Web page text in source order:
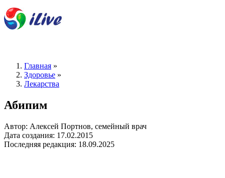
Главная »
Здоровье »
Лекарства
Абипим
Автор: Алексей Портнов, семейный врач
Дата создания: 17.02.2015
Последняя редакция: 18.09.2025